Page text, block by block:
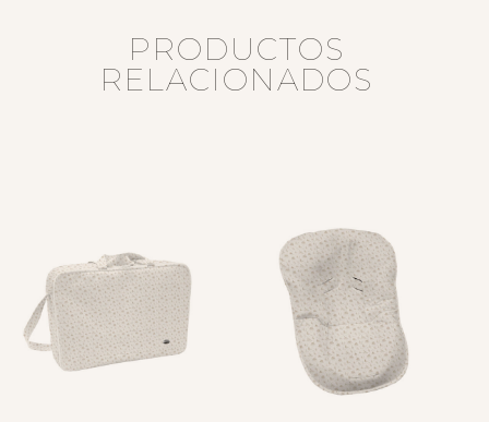
PRODUCTOS
RELACIONADOS